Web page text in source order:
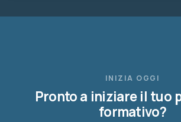
INIZIA OGGI
Pronto a iniziare il tuo
formativo?